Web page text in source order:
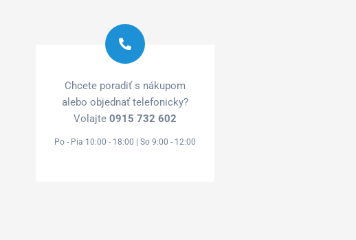
Chcete poradiť s nákupom
alebo objednať telefonicky?
Volajte0915 732 602
Po - Pia 10:00 - 18:00 | So 9:00 - 12:00